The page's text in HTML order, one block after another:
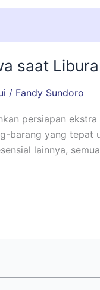
saat
/ Fandy Sundoro
persiapan
barang yang tepat
lainnya,